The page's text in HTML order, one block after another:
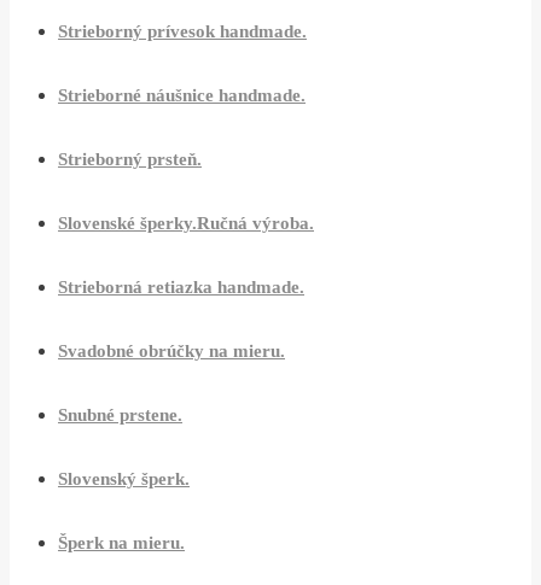
Strieborný prívesok handmade.
Strieborné náušnice handmade.
Strieborný prsteň.
Slovenské šperky.Ručná výroba.
Strieborná retiazka handmade.
Svadobné obrúčky na mieru.
Snubné prstene.
Slovenský šperk.
Šperk na mieru.